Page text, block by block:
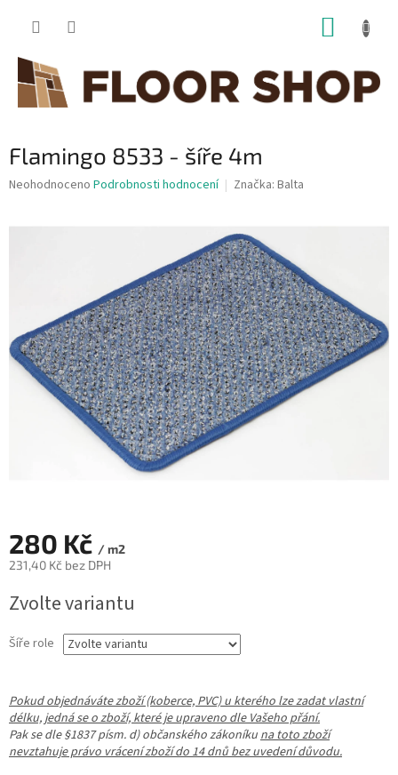
Flamingo 8533 - šíře 4m
Průměrné
Neohodnoceno Podrobnosti hodnocení Značka: Balta
280 Kč / m2
231,40 Kč bez DPH
cena:
Zvolte variantu
Šíře role
Pokud objednáváte zboží (koberce, PVC) u kterého lze zadat vlastní
délku, jedná se o zboží, které je upraveno dle Vašeho přání.
Pak se dle §1837 písm. d) občanského zákoníku na toto zboží
nevztahuje právo vrácení zboží do 14 dnů bez uvedení důvodu.